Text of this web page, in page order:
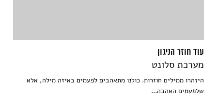
עוד חוזר הניגון
מערכת סלונט
היזהרו ממילים חוזרות. כולנו מתאהבים לפעמים באיזה מילה, אלא
שלפעמים האהבה...